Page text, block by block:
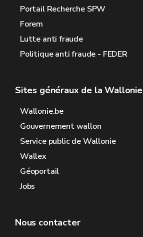
Portail Recherche SPW
Forem
Lutte anti fraude
Politique anti fraude - FEDER
Sites généraux de la Wallonie
Wallonie.be
Gouvernement wallon
Service public de Wallonie
Wallex
Géoportail
Jobs
Nous contacter